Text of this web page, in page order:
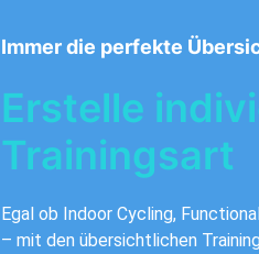
Immer die perfekte
Erstelle
Trainingsart
Egal ob Indoor Cycling,
– mit den übersichtlichen